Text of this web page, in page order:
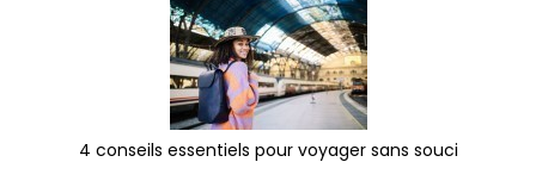
4 conseils essentiels pour voyager sans souci